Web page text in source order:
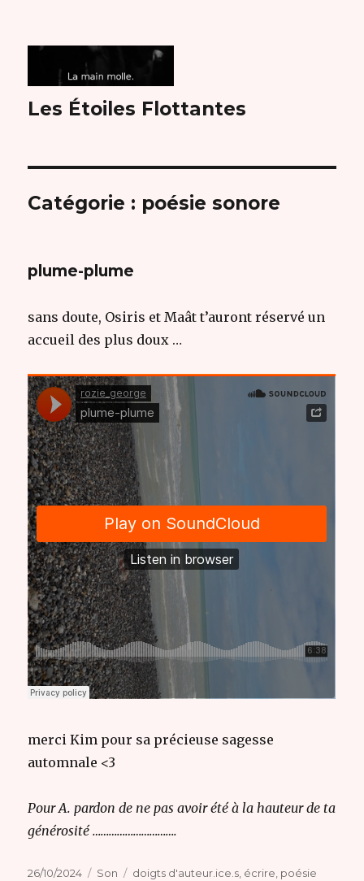
Les Étoiles Flottantes
Catégorie : poésie sonore
plume-plume
sans doute, Osiris et Maât t’auront réservé un
accueil des plus doux …
merci Kim pour sa précieuse sagesse
automnale <3
Pour A. pardon de ne pas avoir été à la hauteur de ta
générosité ………………………….
Publié
26/10/2024 Format
Son Catégories
doigts d'auteur.ice.s écrire poésie